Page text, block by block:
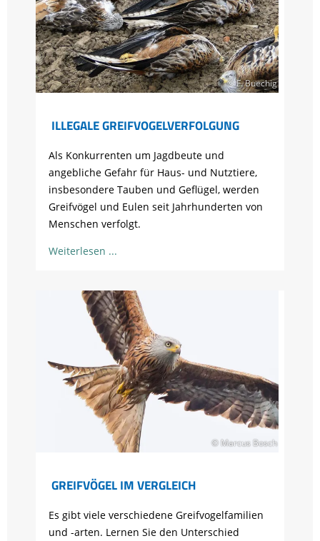
© F. Buechig
ILLEGALE GREIFVOGELVERFOLGUNG
Als Konkurrenten um Jagdbeute und
angebliche Gefahr für Haus- und Nutztiere,
insbesondere Tauben und Geflügel, werden
Greifvögel und Eulen seit Jahrhunderten von
Menschen verfolgt.
Weiterlesen
© Marcus Bosch
GREIFVÖGEL IM VERGLEICH
Es gibt viele verschiedene Greifvogelfamilien
und -arten. Lernen Sie den Unterschied